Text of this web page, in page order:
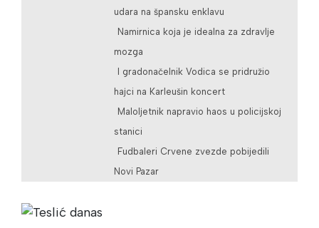
udara na špansku enklavu
Namirnica koja je idealna za zdravlje
mozga
I gradonačelnik Vodica se pridružio
hajci na Karleušin koncert
Maloljetnik napravio haos u policijskoj
stanici
Fudbaleri Crvene zvezde pobijedili
Novi Pazar